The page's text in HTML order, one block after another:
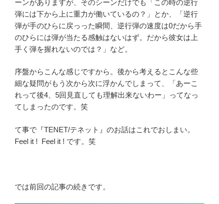
ーンがありますが、そのシーンだけでも「この時の逆行
弾には下から上に重力が働いているの？」とか、「逆行
弾が手のひらに戻っった瞬間、逆行弾の速度は0だから手
のひらには弾が当たる感触はないはず。だから彼女は上
手く弾を握れないのでは？」など。
序盤からこんな感じですから。後から考えるとこんな些
細な疑問がもう次から次に浮かんでしまって、「あーこ
れって後4、5回見直しても理解出来ないわー」ってなっ
てしまったのです。笑
て事で『TENET/テネット』のお話はこれでおしまい。
Feel it ! Feel it ! です。笑
では前回の記事の続きです。